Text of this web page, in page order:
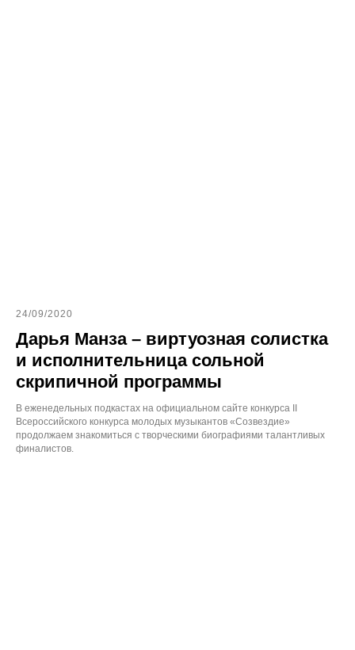
24/09/2020
Дарья Манза – виртуозная солистка
и исполнительница сольной
скрипичной программы
В еженедельных подкастах на официальном сайте конкурса II
Всероссийского конкурса молодых музыкантов «Созвездие»
продолжаем знакомиться с творческими биографиями талантливых
финалистов.